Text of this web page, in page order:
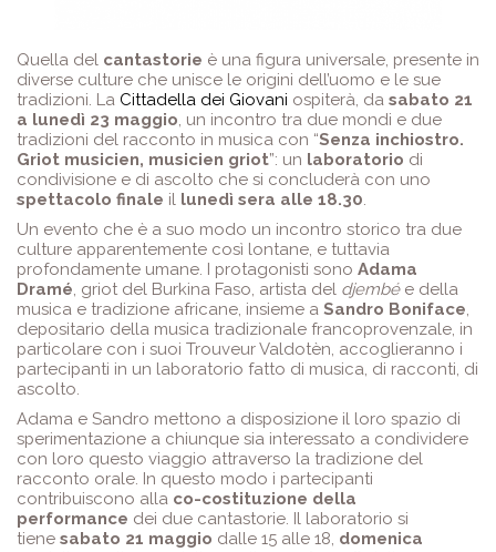
Quella del cantastorie è una figura universale, presente in
diverse culture che unisce le origini dell’uomo e le sue
tradizioni. La Cittadella dei Giovani ospiterà, da sabato 21
a lunedì 23 maggio, un incontro tra due mondi e due
tradizioni del racconto in musica con “Senza inchiostro.
Griot musicien, musicien griot”: un laboratorio di
condivisione e di ascolto che si concluderà con uno
spettacolo finale il lunedì sera alle 18.30.
Un evento che è a suo modo un incontro storico tra due
culture apparentemente così lontane, e tuttavia
profondamente umane. I protagonisti sono Adama
Dramé, griot del Burkina Faso, artista del djembée della
musica e tradizione africane, insieme a Sandro Boniface,
depositario della musica tradizionale francoprovenzale, in
particolare con i suoi Trouveur Valdotèn, accoglieranno i
partecipanti in un laboratorio fatto di musica, di racconti, di
ascolto.
Adama e Sandro mettono a disposizione il loro spazio di
sperimentazione a chiunque sia interessato a condividere
con loro questo viaggio attraverso la tradizione del
racconto orale. In questo modo i partecipanti
contribuiscono alla co-costituzione della
performance dei due cantastorie. Il laboratorio si
tiene sabato 21 maggio dalle 15 alle 18, domenica